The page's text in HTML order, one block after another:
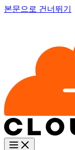
본문으로 건너뛰기